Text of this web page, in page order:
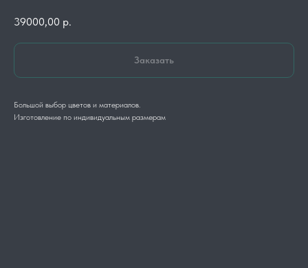
39000,00 р.
Заказать
Большой выбор цветов и материалов.
Изготовление по индивидуальным размерам